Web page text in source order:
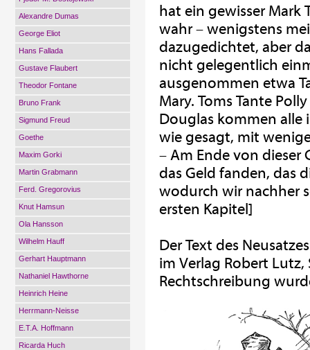
Alexandre Dumas
George Eliot
Hans Fallada
Gustave Flaubert
Theodor Fontane
Bruno Frank
Sigmund Freud
Goethe
Maxim Gorki
Martin Grabmann
Ferd. Gregorovius
Knut Hamsun
Ola Hansson
Wilhelm Hauff
Gerhart Hauptmann
Nathaniel Hawthorne
Heinrich Heine
Herrmann-Neisse
E.T.A. Hoffmann
Ricarda Huch
hat ein gewisser Mark
wahr – wenigstens
dazugedichtet, aber
nicht gelegentlich
ausgenommen etwa
Mary. Toms Tante
Douglas kommen alle
wie gesagt, mit
– Am Ende von dieser
das Geld fanden, das
wodurch wir nachher
ersten Kapitel]
Der Text des
im Verlag Robert
Rechtschreibung